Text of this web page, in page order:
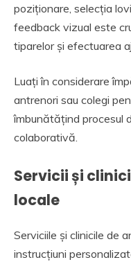
poziționare, selecția
feedback vizual este
tiparelor și efectuarea
Luați în considerare
antrenori sau colegi
îmbunătățind procesul
colaborativă.
Servicii și
locale
Serviciile și clinicile de
instrucțiuni